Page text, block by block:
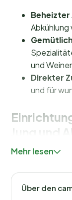
Abkühlung
und
Direkter
und für
Jung und Alt
Auf Camping de
machen. Der
eine
Mehr lesen
Über den